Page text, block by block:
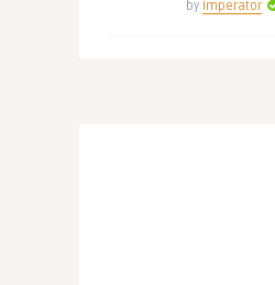
by Imperator